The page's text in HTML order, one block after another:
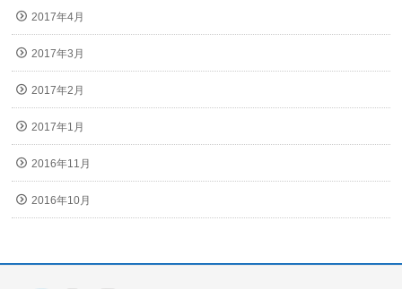
2017年4月
2017年3月
2017年2月
2017年1月
2016年11月
2016年10月